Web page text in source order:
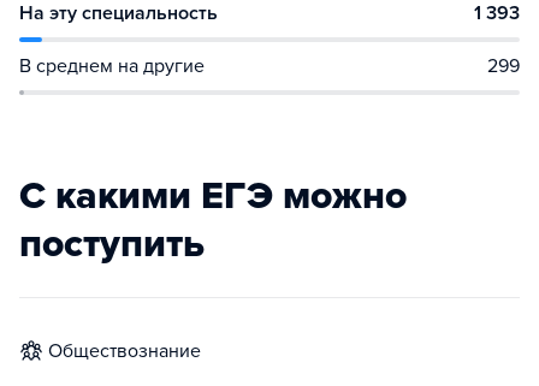
На эту специальность 1 393
В среднем на другие 299
С какими ЕГЭ можно
поступить
обществознание